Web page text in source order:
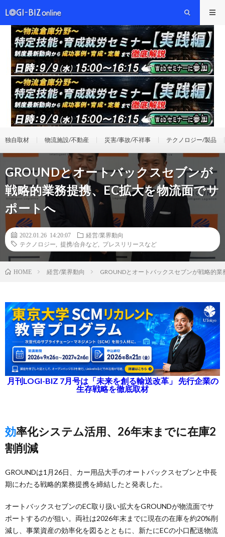
独自取材 物流施設/不動産 災害/事故/不祥事 テクノロジー/製品
GROUNDとオートバックスセブンが
戦略的業務提携、EC拡大を物流面でサ
ポートへ
2022.01.26 14:20:07
経営/業界動向
テクノロジー
提携/合弁など プレスリリースなど
HOME 経営/業界動向 GROUNDとオートバックスセブンが戦略的
月刊LOGI-BIZ 7月号は「未来を創る輸送改革」 先行企業の
生存戦略を徹底取材
効率化システム活用、26年末までに在庫2
割削減
GROUNDは1月26日、カー用品大手のオートバックスセブンと中長
期にわたる戦略的業務提携を締結したと発表した。
オートバックスセブンのEC取り扱い拡大をGROUNDが物流面でサ
ポートするのが狙い。両社は2026年末までに現在の在庫を約20%削
減し、事業資産の効率化を図るとともに、新たにECの小口配送物流